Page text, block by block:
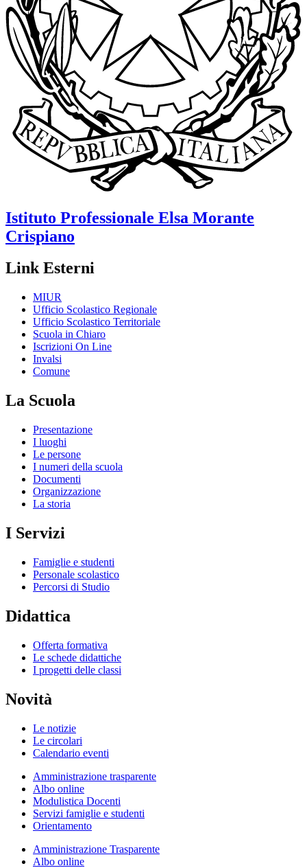
Istituto Professionale Elsa Morante
Crispiano
Link Esterni
MIUR
Ufficio Scolastico Regionale
Ufficio Scolastico Territoriale
Scuola in Chiaro
Iscrizioni On Line
Invalsi
Comune
La Scuola
Presentazione
I luoghi
Le persone
I numeri della scuola
Documenti
Organizzazione
La storia
I Servizi
Famiglie e studenti
Personale scolastico
Percorsi di Studio
Didattica
Offerta formativa
Le schede didattiche
I progetti delle classi
Novità
Le notizie
Le circolari
Calendario eventi
Amministrazione trasparente
Albo online
Modulistica Docenti
Servizi famiglie e studenti
Orientamento
Amministrazione Trasparente
Albo online